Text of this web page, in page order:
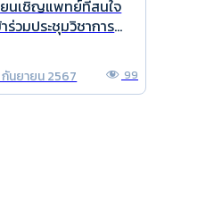
ยนเชิญแพทย์ที่สนใจ
าร่วมประชุมวิชาการ
กันยายน 2567 99